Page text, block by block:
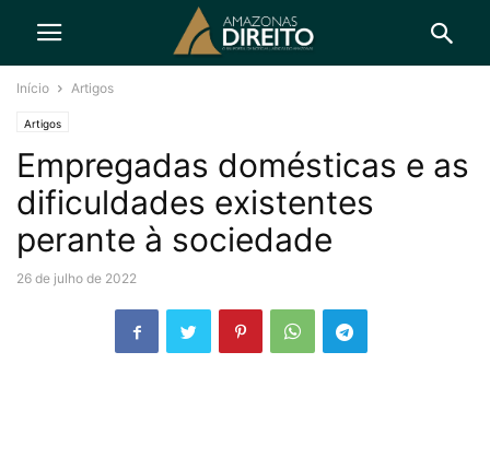
Início Artigos
Artigos
Empregadas domésticas e as
dificuldades existentes
perante à sociedade
26 de julho de 2022